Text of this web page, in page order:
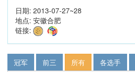
日期: 2013-07-27~28
地点: 安徽合肥
链接:
冠军 前三 所有 各选手